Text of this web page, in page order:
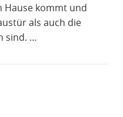
Hause kommt und
als auch die
sind. …